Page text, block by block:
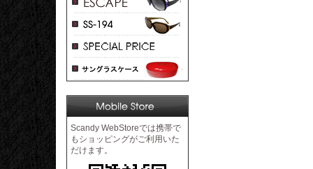
Scandy WebStoreでは携帯で
もショッピングがご利用いた
だけます。